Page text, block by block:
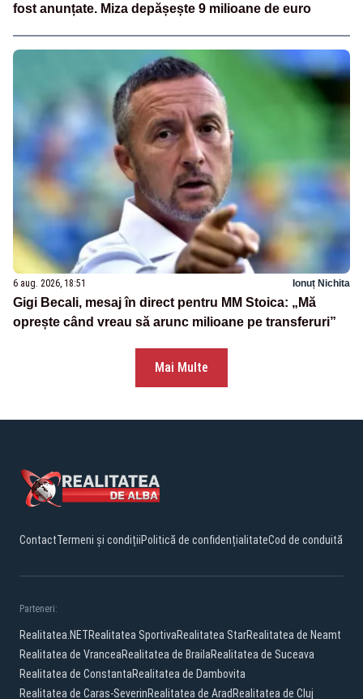
fost anunțate. Miza depășește 9 milioane de euro
6 aug. 2026, 18:51 Ionuț Nichita
Gigi Becali, mesaj în direct pentru MM Stoica: „Mă
oprește când vreau să arunc milioane pe transferuri”
Mai Multe
ContactTermeni și condițiiPolitică de confidențialitateCod de conduită
Parteneri:
Realitatea.NETRealitatea SportivaRealitatea StarRealitatea de Neamt
Realitatea de VranceaRealitatea de BrailaRealitatea de Suceava
Realitatea de ConstantaRealitatea de Dambovita
Realitatea de Caras-SeverinRealitatea de Arad Realitatea de Cluj